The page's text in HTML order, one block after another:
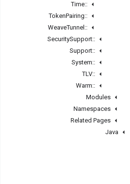
::
Time
::
TokenPairing
::
WeaveTunnel
::
SecuritySupport
::
Support
::
System
::
TLV
::
Warm
Modules
Namespaces
Related Pages
Java